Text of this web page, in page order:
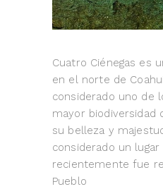
Cuatro Ciénegas es
en el norte de
considerado uno de
mayor biodiversidad
su belleza y
considerado un lugar
recientemente fue
Pueblo